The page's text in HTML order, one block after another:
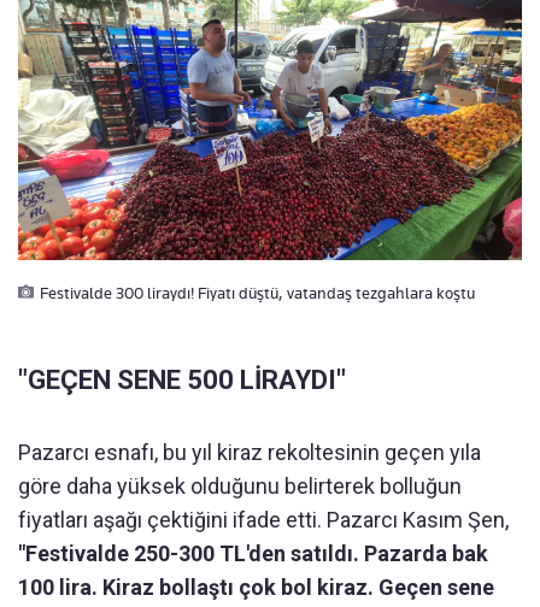
Festivalde 300 liraydı! Fiyatı düştü, vatandaş tezgahlara koştu
"GEÇEN SENE 500 LİRAYDI"
Pazarcı esnafı, bu yıl kiraz rekoltesinin geçen yıla
göre daha yüksek olduğunu belirterek bolluğun
fiyatları aşağı çektiğini ifade etti. Pazarcı Kasım Şen,
"Festivalde 250-300 TL'den satıldı. Pazarda bak
100 lira. Kiraz bollaştı çok bol kiraz. Geçen sene